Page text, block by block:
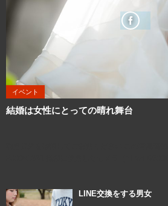
イベント
結婚は女性にとっての晴れ舞台
LINE交換をする男女